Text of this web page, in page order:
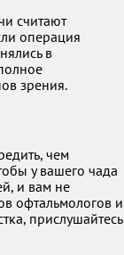
считают
операция
в
зрения.
чем
у вашего чада
и вам не
офтальмологов и
прислушайтесь